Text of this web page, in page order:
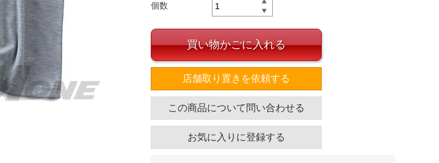
個数
買い物かごに入れる
店舗取り置きを依頼する
この商品について問い合わせる
お気に入りに登録する